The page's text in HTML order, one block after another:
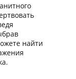
найти